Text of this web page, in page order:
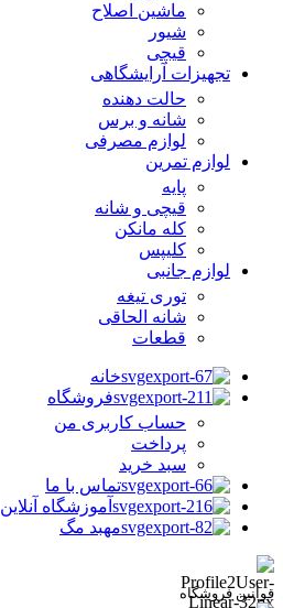
ماشین اصلاح
شیور
قیچی
تجهیزات آرایشگاهی
حالت دهنده
شانه و برس
لوازم مصرفی
لوازم تمرین
پایه
قیچی و شانه
کله مانکن
کلیپس
لوازم جانبی
توری تیغه
شانه الحاقی
قطعات
خانه
فروشگاه
حساب کاربری من
پرداخت
سبد خرید
تماس با ما
آموزشگاه آنلاین
مهبد مگ
قوانین فروشگاه